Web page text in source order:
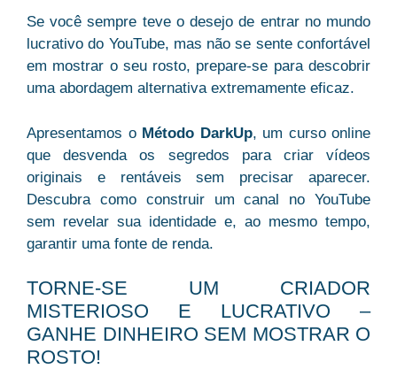
Se você sempre teve o desejo de entrar no mundo
lucrativo do YouTube, mas não se sente confortável
em mostrar o seu rosto, prepare-se para descobrir
uma abordagem alternativa extremamente eficaz.
Apresentamos o Método DarkUp, um curso online
que desvenda os segredos para criar vídeos
originais e rentáveis sem precisar aparecer.
Descubra como construir um canal no YouTube
sem revelar sua identidade e, ao mesmo tempo,
garantir uma fonte de renda.
TORNE-SE UM CRIADOR
MISTERIOSO E LUCRATIVO –
GANHE DINHEIRO SEM MOSTRAR O
ROSTO!